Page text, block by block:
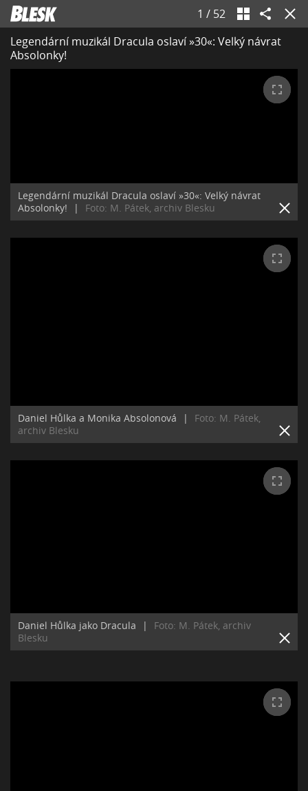
1 / 52
Legendární muzikál Dracula oslaví »30«: Velký návrat
Absolonky!
Legendární muzikál Dracula oslaví »30«: Velký návrat
Absolonky!
| Foto: M. Pátek, archiv Blesku
Daniel Hůlka a Monika Absolonová |
Foto: M. Pátek,
archiv Blesku
Daniel Hůlka jako Dracula |
Foto: M. Pátek, archiv
Blesku